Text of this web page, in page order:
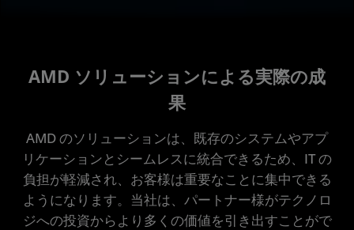
AMD ソリューションによる実際の成
果
AMD のソリューションは、既存のシステムやアプ
リケーションとシームレスに統合できるため、IT の
負担が軽減され、お客様は重要なことに集中できる
ようになります。当社は、パートナー様がテクノロ
ジへの投資からより多くの価値を引き出すことがで